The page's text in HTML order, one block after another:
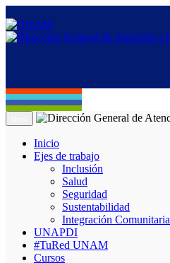
Inicio
Ejes de trabajo
Inclusión
Salud
Seguridad
Sustentabilidad
Integración Comunitaria
UNAPDI
#TuRed UNAM
Cursos